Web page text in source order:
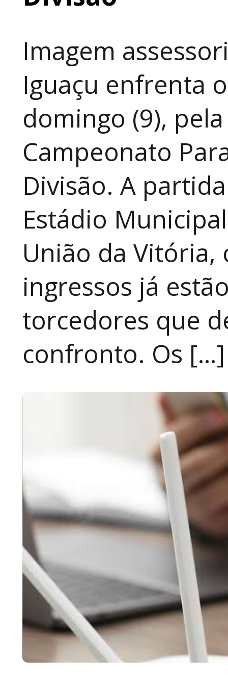
Imagem
Iguaçu enfrenta
domingo (9),
Campeonato
Divisão. A
Estádio
União da Vitória,
ingressos já
torcedores que
confronto. Os […]